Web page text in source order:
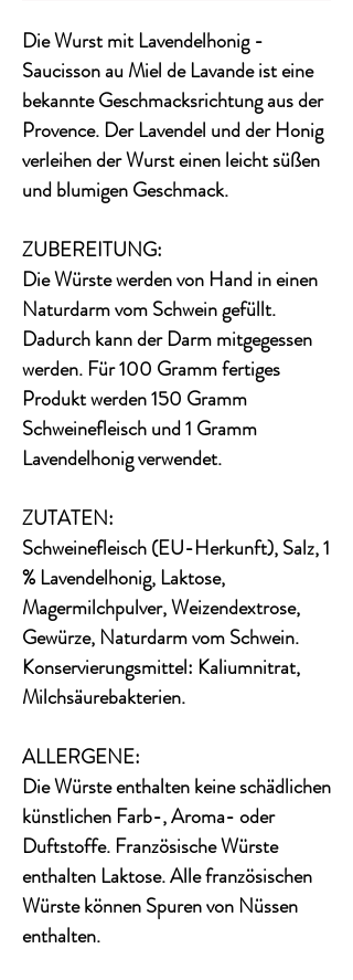
Die Wurst mit Lavendelhonig -
Saucisson au Miel de Lavande ist eine
bekannte Geschmacksrichtung aus der
Provence. Der Lavendel und der Honig
verleihen der Wurst einen leicht süßen
und blumigen Geschmack.
ZUBEREITUNG:
Die Würste werden von Hand in einen
Naturdarm vom Schwein gefüllt.
Dadurch kann der Darm mitgegessen
werden. Für 100 Gramm fertiges
Produkt werden 150 Gramm
Schweinefleisch und 1 Gramm
Lavendelhonig verwendet.
ZUTATEN:
Schweinefleisch (EU-Herkunft), Salz, 1
% Lavendelhonig, Laktose,
Magermilchpulver, Weizendextrose,
Gewürze, Naturdarm vom Schwein.
Konservierungsmittel: Kaliumnitrat,
Milchsäurebakterien.
ALLERGENE:
Die Würste enthalten keine schädlichen
künstlichen Farb-, Aroma- oder
Duftstoffe. Französische Würste
enthalten Laktose. Alle französischen
Würste können Spuren von Nüssen
enthalten.